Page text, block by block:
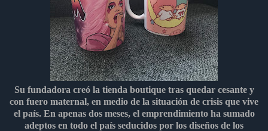
Su fundadora creó la tienda boutique tras quedar cesante y
con fuero maternal, en medio de la situación de crisis que vive
el país. En apenas dos meses, el emprendimiento ha sumado
adeptos en todo el país seducidos por los diseños de los